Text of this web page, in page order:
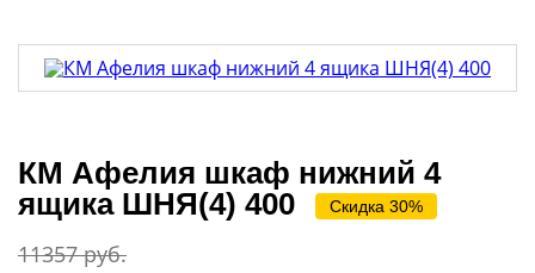
КМ Афелия шкаф нижний 4
ящика ШНЯ(4) 400
Скидка 30%
11357 руб.